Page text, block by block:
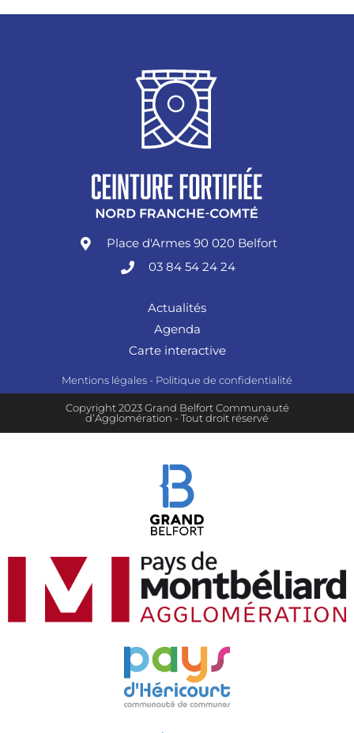
Place d'Armes 90 020 Belfort
03 84 54 24 24
Actualités
Agenda
Carte interactive
Mentions légales - Politique de confidentialité
Copyright 2023 Grand Belfort Communauté
d’Agglomération - Tout droit réservé